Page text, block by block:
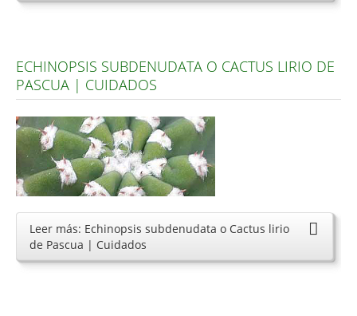
ECHINOPSIS SUBDENUDATA O CACTUS LIRIO DE
PASCUA | CUIDADOS
Leer más: Echinopsis subdenudata o Cactus lirio
de Pascua | Cuidados